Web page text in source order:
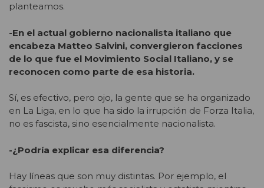
planteamos.
-En el actual gobierno nacionalista italiano que
encabeza Matteo Salvini, convergieron facciones
de lo que fue el Movimiento Social Italiano, y se
reconocen como parte de esa historia.
Sí, es efectivo, pero ojo, la gente que se ha organizado
en La Liga, en lo que ha sido la irrupción de Forza Italia,
no es fascista, sino esencialmente nacionalista.
-¿Podría explicar esa diferencia?
Hay líneas que son muy distintas. Por ejemplo, el